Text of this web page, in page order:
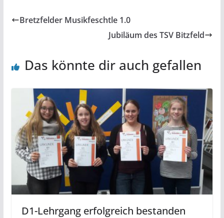
Bretzfelder Musikfeschtle 1.0
Jubiläum des TSV Bitzfeld
Das könnte dir auch gefallen
D1-Lehrgang erfolgreich bestanden